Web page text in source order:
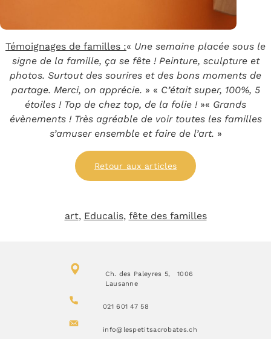
Témoignages de familles :« Une semaine placée sous le
signe de la famille, ça se fête ! Peinture, sculpture et
photos. Surtout des sourires et des bons moments de
partage. Merci, on apprécie. » « C’était super, 100%, 5
étoiles ! Top de chez top, de la folie !»« Grands
évènements ! Très agréable de voir toutes les familles
s’amuser ensemble et faire de l’art. »
Retour aux articles
art, Educalis, fête des familles
Ch. des Paleyres 5, 1006
Lausanne
021 601 47 58
info@lespetitsacrobates.ch